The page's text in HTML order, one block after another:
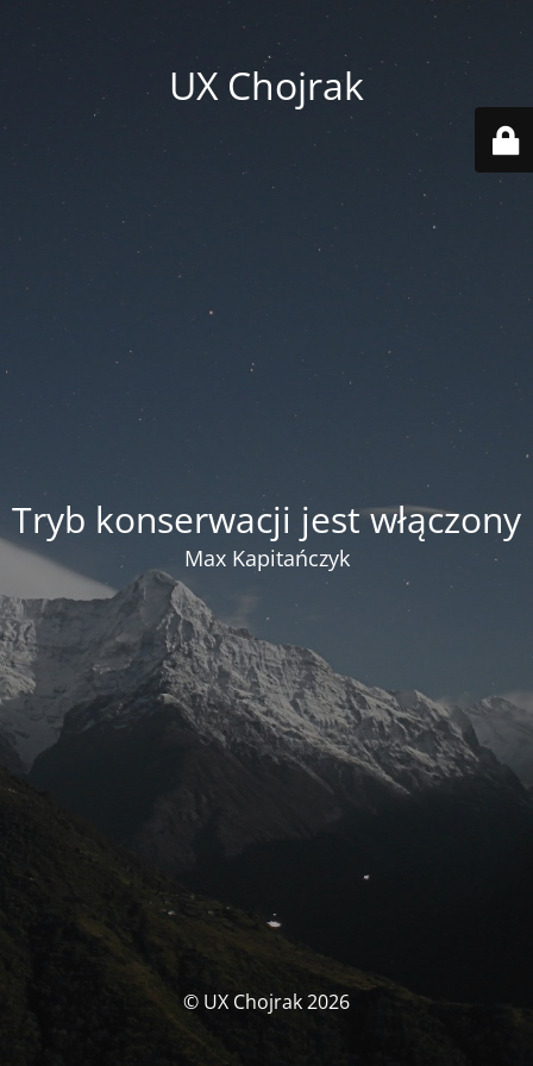
UX Chojrak
Tryb konserwacji jest włączony
Max Kapitańczyk
© UX Chojrak 2026